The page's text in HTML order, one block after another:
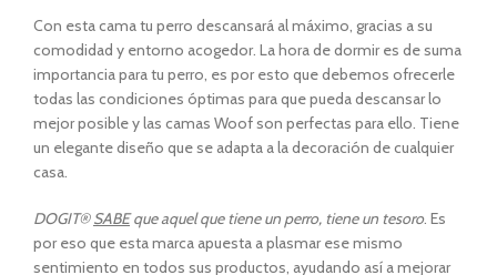
Con esta cama tu perro descansará al máximo, gracias a su
comodidad y entorno acogedor. La hora de dormir es de suma
importancia para tu perro, es por esto que debemos ofrecerle
todas las condiciones óptimas para que pueda descansar lo
mejor posible y las camas Woof son perfectas para ello. Tiene
un elegante diseño que se adapta a la decoración de cualquier
casa.
DOGIT®SABEque aquel que tiene un perro, tiene un tesoro. Es
por eso que esta marca apuesta a plasmar ese mismo
sentimiento en todos sus productos, ayudando así a mejorar